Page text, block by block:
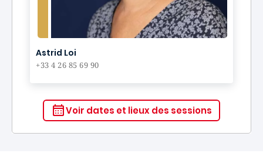
Astrid Loi
+33 4 26 85 69 90
Voir dates et lieux des sessions